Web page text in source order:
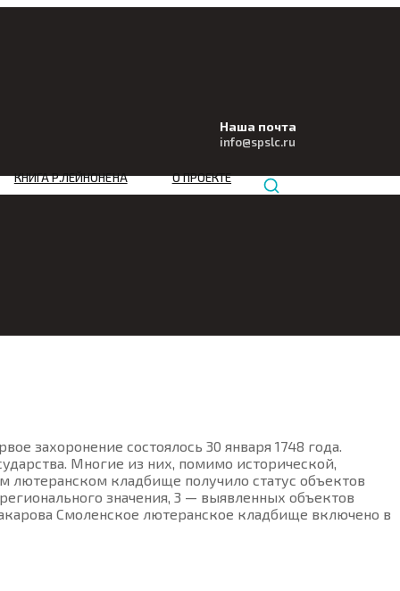
Наша почта
info@spslc.ru
КНИГА Р.ЛЕЙНОНЕНА О ПРОЕКТЕ
захоронение состоялось 30 января 1748 года.
Многие из них, помимо исторической,
лютеранском кладбище получило статус объектов
значения, 3 — выявленных объектов
Смоленское лютеранское кладбище включено в